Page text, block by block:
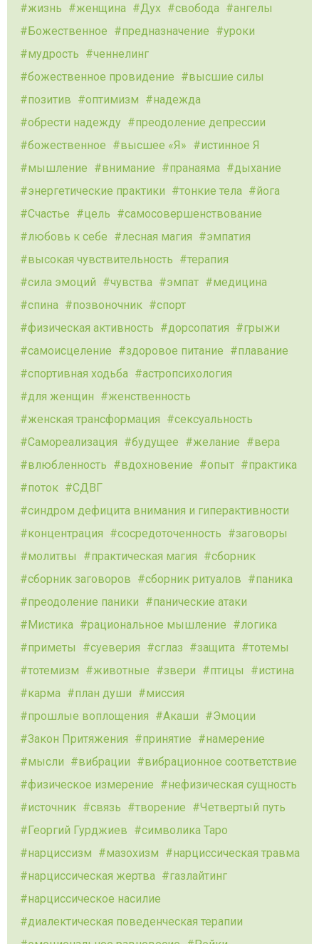
жизнь
женщина Дух свобода
ангелы
Божественное
предназначение
уроки
мудрость
ченнелинг
божественное провидение
высшие силы
позитив
оптимизм
надежда
обрести надежду
преодоление депрессии
божественное
высшее «Я»
истинное Я
мышление
внимание пранаяма
дыхание
энергетические практики
тонкие тела
йога
Счастье
цель
самосовершенствование
любовь к себе
лесная магия
эмпатия
высокая чувствительность
терапия
сила эмоций
чувства эмпат
медицина
спина
позвоночник
спорт
физическая активность
дорсопатия
грыжи
самоисцеление
здоровое питание
плавание
спортивная ходьба
астропсихология
для женщин
женственность
женская трансформация
сексуальность
Самореализация
будущее желание
вера
влюбленность
вдохновение опыт
практика
поток
СДВГ
синдром дефицита внимания и гиперактивности
концентрация
сосредоточенность
заговоры
молитвы
практическая магия
сборник
сборник заговоров
сборник ритуалов
паника
преодоление паники
панические атаки
Мистика
рациональное мышление
логика
приметы
суеверия сглаз защита
тотемы
тотемизм
животные звери птицы
истина
карма
план души
миссия
прошлые воплощения
Акаши
Эмоции
Закон Притяжения
принятие
намерение
мысли
вибрации
вибрационное соответствие
физическое измерение
нефизическая сущность
источник
связь творение
Четвертый путь
Георгий Гурджиев
символика Таро
нарциссизм
мазохизм
нарциссическая травма
нарциссическая жертва
газлайтинг
нарциссическое насилие
диалектическая поведенческая терапии